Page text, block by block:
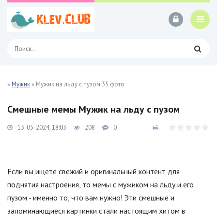
»Мужик » Мужик на льду с пузом 35 фото
Смешные мемы Мужик на льду с пузом
13-05-2024, 18:03 208 0
Если вы ищете свежий и оригинальный контент для
поднятия настроения, то мемы с мужиком на льду и его
пузом - именно то, что вам нужно! Эти смешные и
запоминающиеся картинки стали настоящим хитом в